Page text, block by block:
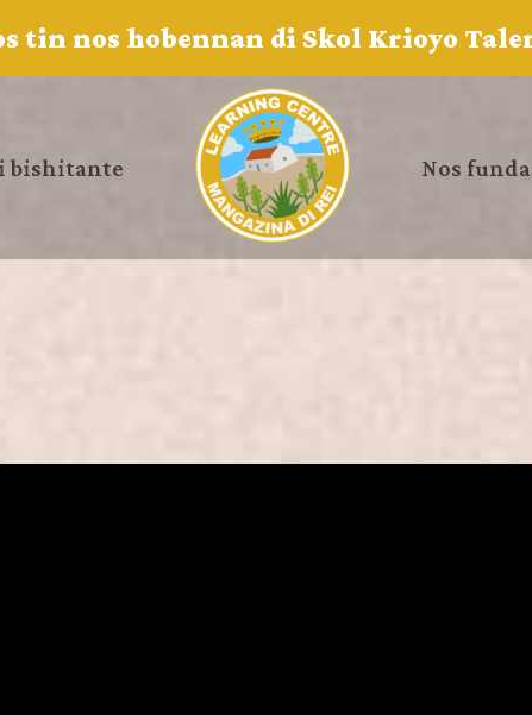
tin nos hobennan di Skol Krioyo
bishitante Nos